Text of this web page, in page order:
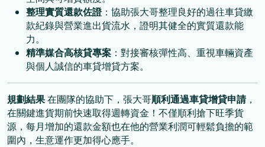
整理實質還款佐證：協助張大哥整理良好的過往車貸繳
款紀錄與營業進出貨流水，證明其健全的實質還款能
力。
精準媒合高核貸專案 ：對接審核彈性高、重視車輛資產
與個人誠信的車貸增貸方案。
規劃結果在團隊的協助下，張大哥順利通過車貸增貸申請，
在關鍵進貨期前快速取得週轉資金！不僅順利搶下旺季貨
源，每月增加的還款金額也在他的營業利潤可輕鬆負擔的範
圍內，生意運作更加得心應手。